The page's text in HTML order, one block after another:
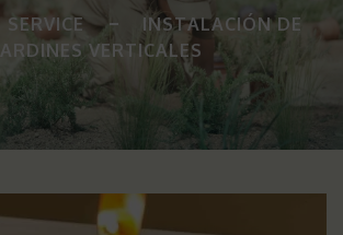
SERVICE
INSTALACIÓN DE
JARDINES VERTICALES